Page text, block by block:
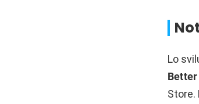
Lo
Better